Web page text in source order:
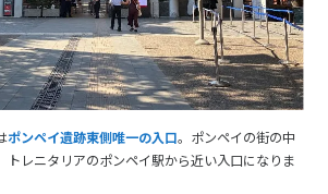
ポンペイ遺跡東側唯一の入口。ポンペイの街の中
トレニタリアのポンペイ駅から近い入口になりま